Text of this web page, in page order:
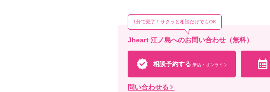
Jheart 江ノ島へのお問い合わせ（無料）
1分で完了！サクッと相談だけでもOK
相談予約する 来店・オンライン
問い合わせる